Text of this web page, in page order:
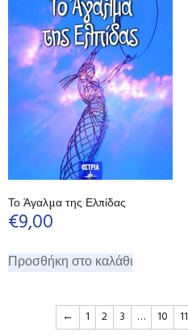
Το Άγαλμα της Ελπίδας
€9,00
Προσθήκη στο καλάθι
← 1 2 3 … 10 11